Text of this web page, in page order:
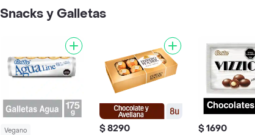
Snacks y Galletas
Vegano $ 8290 $ 1690